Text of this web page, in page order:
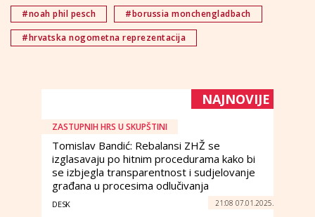
#noah phil pesch
#borussia monchengladbach
#hrvatska nogometna reprezentacija
NAJNOVIJE
ZASTUPNIH HRS U SKUPŠTINI
Tomislav Bandić: Rebalansi ZHŽ se
izglasavaju po hitnim procedurama kako bi
se izbjegla transparentnost i sudjelovanje
građana u procesima odlučivanja
DESK 21:08 07.01.2025.